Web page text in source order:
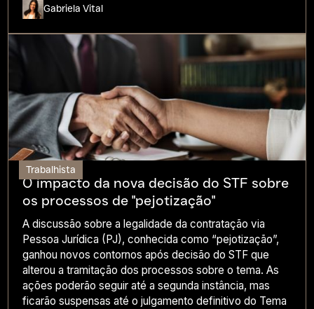
Gabriela Vital
Trabalhista
O impacto da nova decisão do STF sobre
os processos de "pejotização"
A discussão sobre a legalidade da contratação via
Pessoa Jurídica (PJ), conhecida como “pejotização”,
ganhou novos contornos após decisão do STF que
alterou a tramitação dos processos sobre o tema. As
ações poderão seguir até a segunda instância, mas
ficarão suspensas até o julgamento definitivo do Tema